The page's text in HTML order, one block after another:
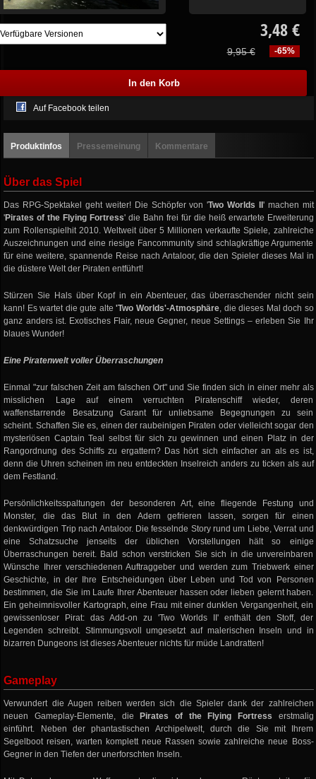
3,48 €
-65%
9,95 €
Auf Facebook teilen
Produktinfos Pressemeinung Kommentare
Über das Spiel
Das RPG-Spektakel geht weiter! Die Schöpfer von 'Two Worlds II ' machen mit
'Pirates of the Flying Fortress' die Bahn frei für die heiß erwartete Erweiterung
zum Rollenspielhit 2010. Weltweit über 5 Millionen verkaufte Spiele, zahlreiche
Auszeichnungen und eine riesige Fancommunity sind schlagkräftige Argumente
für eine weitere, spannende Reise nach Antaloor, die den Spieler dieses Mal in
die düstere Welt der Piraten entführt!
Stürzen Sie Hals über Kopf in ein Abenteuer, das überraschender nicht sein
kann! Es wartet die gute alte'Two Worlds'-Atmosphäre, die dieses Mal doch so
ganz anders ist. Exotisches Flair, neue Gegner, neue Settings – erleben Sie Ihr
blaues Wunder!
Eine Piratenwelt voller Überraschungen
Einmal "zur falschen Zeit am falschen Ort" und Sie finden sich in einer mehr als
misslichen Lage auf einem verruchten Piratenschiff wieder, deren
waffenstarrende Besatzung Garant für unliebsame Begegnungen zu sein
scheint. Schaffen Sie es, einen der raubeinigen Piraten oder vielleicht sogar den
mysteriösen Captain Teal selbst für sich zu gewinnen und einen Platz in der
Rangordnung des Schiffs zu ergattern? Das hört sich einfacher an als es ist,
denn die Uhren scheinen im neu entdeckten Inselreich anders zu ticken als auf
dem Festland.
Persönlichkeitsspaltungen der besonderen Art, eine fliegende Festung und
Monster, die das Blut in den Adern gefrieren lassen, sorgen für einen
denkwürdigen Trip nach Antaloor. Die fesselnde Story rund um Liebe, Verrat und
eine Schatzsuche jenseits der üblichen Vorstellungen hält so einige
Überraschungen bereit. Bald schon verstricken Sie sich in die unvereinbaren
Wünsche Ihrer verschiedenen Auftraggeber und werden zum Triebwerk einer
Geschichte, in der Ihre Entscheidungen über Leben und Tod von Personen
bestimmen, die Sie im Laufe Ihrer Abenteuer hassen oder lieben gelernt haben.
Ein geheimnisvoller Kartograph, eine Frau mit einer dunklen Vergangenheit, ein
gewissenloser Pirat: das Add-on zu 'Two Worlds II' enthält den Stoff, der
Legenden schreibt. Stimmungsvoll umgesetzt auf malerischen Inseln und in
bizarren Dungeons ist dieses Abenteuer nichts für müde Landratten!
Gameplay
Verwundert die Augen reiben werden sich die Spieler dank der zahlreichen
neuen Gameplay-Elemente, die
Pirates of the Flying Fortress erstmalig
einführt. Neben der phantastischen Archipelwelt, durch die Sie mit Ihrem
Segelboot reisen, warten komplett neue Rassen sowie zahlreiche neue Boss-
Gegner in den Tiefen der unerforschten Inseln.